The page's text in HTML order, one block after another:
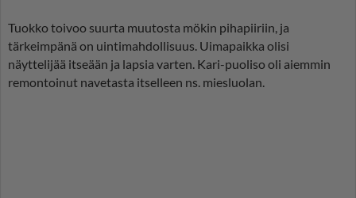
Tuokko toivoo suurta muutosta mökin pihapiiriin, ja
tärkeimpänä on uintimahdollisuus. Uimapaikka olisi
näyttelijää itseään ja lapsia varten. Kari-puoliso oli aiemmin
remontoinut navetasta itselleen ns. miesluolan.